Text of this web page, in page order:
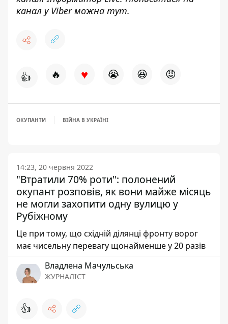
канал у Viber можна тут.
👍 🔥 ♥ 😭 😆 😡
ОКУПАНТИ ВІЙНА В УКРАЇНІ
14:23, 20 червня 2022
"Втратили 70% роти": полонений
окупант розповів, як вони майже місяць
не могли захопити одну вулицю у
Рубіжному
Це при тому, що східній ділянці фронту ворог
має чисельну перевагу щонайменше у 20 разів
Владлена Мачульська
ЖУРНАЛІСТ
👍